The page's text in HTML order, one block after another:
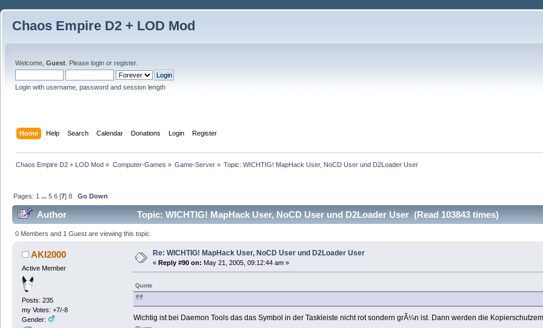
Chaos Empire D2 + LOD Mod
Welcome, Guest . Please login or register.
Login with username, password and session length
Home Help Search Calendar Donations Login Register
Chaos Empire D2 + LOD Mod » Computer-Games » Game-Server» Topic:WICHTIG! MapHack User, NoCD User und D2Loader User
Pages: 1 ...5 6 [7]8 Go Down
Author Topic: WICHTIG! MapHack User, NoCD User und D2Loader User (Read 103843 times)
0 Members and 1 Guest are viewing this topic.
AKI2000
Active Member
Posts: 235
my Votes: +7/-8
Gender:
Re: WICHTIG! MapHack User, NoCD User und D2Loader User
« Reply #90 on: May 21, 2005, 09:12:44 am »
Quote
Wichtig ist bei Daemon Tools das das Symbol in der Taskleiste nicht rot sondern grÃ¼n ist. Dann werden die